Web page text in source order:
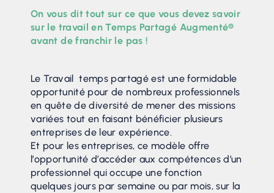
On vous dit tout sur ce que vous devez savoir
sur le travail en Temps Partagé Augmenté®
avant de franchir le pas !
Le Travail temps partagé est une formidable
opportunité pour de nombreux professionnels
en quête de diversité de mener des missions
variées tout en faisant bénéficier plusieurs
entreprises de leur expérience.
Et pour les entreprises, ce modèle offre
l’opportunité d’accéder aux compétences d’un
professionnel qui occupe une fonction
quelques jours par semaine ou par mois, sur la